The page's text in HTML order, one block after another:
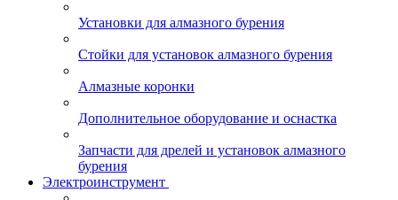
Установки для алмазного бурения
Стойки для установок алмазного бурения
Алмазные коронки
Дополнительное оборудование и оснастка
Запчасти для дрелей и установок алмазного
бурения
Электроинструмент